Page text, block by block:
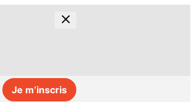
Je m’inscris